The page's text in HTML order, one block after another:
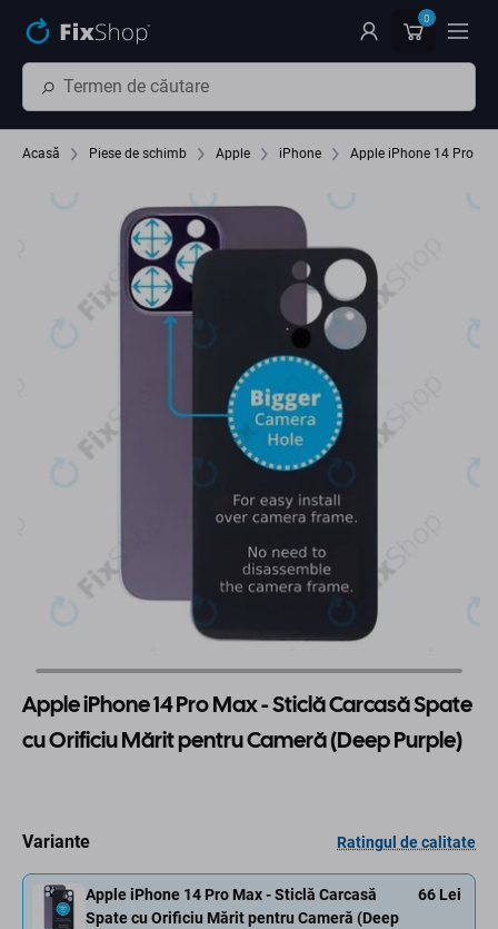
0
Acasă Piese de schimb Apple iPhone Apple iPhone 14 Pro
Apple iPhone 14 Pro Max - Sticlă Carcasă Spate
cu Orificiu Mărit pentru Cameră (Deep Purple)
Variante Ratingul de calitate
Apple iPhone 14 Pro Max - Sticlă Carcasă
Spate cu Orificiu Mărit pentru Cameră (Deep
66 Lei